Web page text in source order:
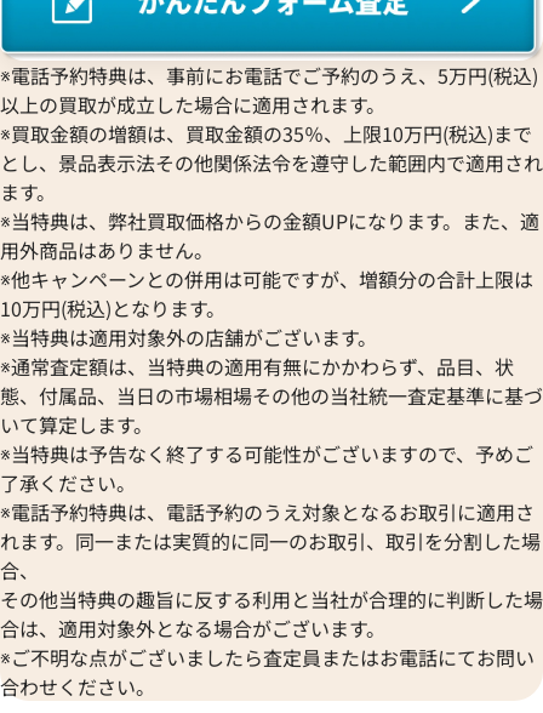
※電話予約特典は、事前にお電話でご予約のうえ、5万円(税込)
以上の買取が成立した場合に適用されます。
※買取金額の増額は、買取金額の35％、上限10万円(税込)まで
とし、景品表示法その他関係法令を遵守した範囲内で適用され
ます。
※当特典は、弊社買取価格からの金額UPになります。また、適
用外商品はありません。
※他キャンペーンとの併用は可能ですが、増額分の合計上限は
10万円(税込)となります。
※当特典は適用対象外の店舗がございます。
※通常査定額は、当特典の適用有無にかかわらず、品目、状
態、付属品、当日の市場相場その他の当社統一査定基準に基づ
いて算定します。
※当特典は予告なく終了する可能性がございますので、予めご
了承ください。
※電話予約特典は、電話予約のうえ対象となるお取引に適用さ
れます。同一または実質的に同一のお取引、取引を分割した場
合、
その他当特典の趣旨に反する利用と当社が合理的に判断した場
合は、適用対象外となる場合がございます。
※ご不明な点がございましたら査定員またはお電話にてお問い
合わせください。